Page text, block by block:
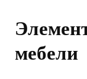
мебели